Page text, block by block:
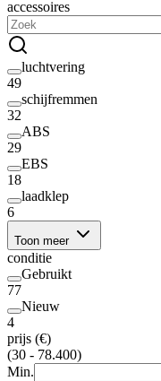
accessoires
luchtvering
49
schijfremmen
32
ABS
29
EBS
18
laadklep
6
Toon meer
conditie
Gebruikt
77
Nieuw
4
prijs (€)
(30 - 78.400)
Min.